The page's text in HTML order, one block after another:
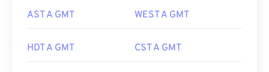
AST A GMT WEST A GMT
HDT A GMT CST A GMT